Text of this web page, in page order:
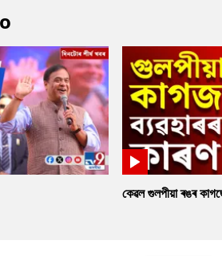
কেৱল গুলপীয়া ৰঙৰ